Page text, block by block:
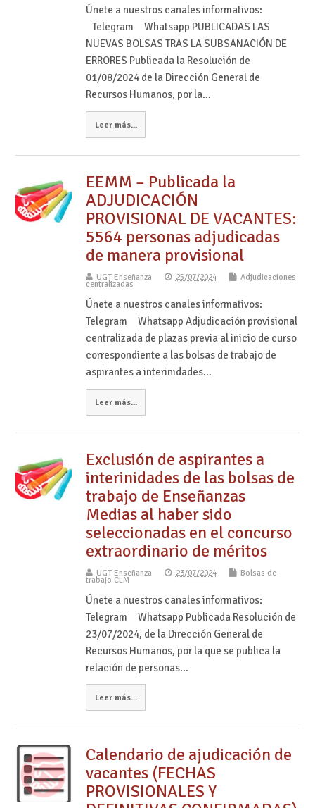
Únete a nuestros canales informativos:
Telegram Whatsapp PUBLICADAS LAS
NUEVAS BOLSAS TRAS LA SUBSANACIÓN DE
ERRORES Publicada la Resolución de
01/08/2024 de la Dirección General de
Recursos Humanos, por la…
Leer más...
EEMM – Publicada la
ADJUDICACIÓN
PROVISIONAL DE VACANTES:
5564 personas adjudicadas
de manera provisional
UGT Enseñanza 25/07/2024 Adjudicaciones
centralizadas
Únete a nuestros canales informativos:
Telegram Whatsapp Adjudicación provisional
centralizada de plazas previa al inicio de curso
correspondiente a las bolsas de trabajo de
aspirantes a interinidades…
Leer más...
Exclusión de aspirantes a
interinidades de las bolsas de
trabajo de Enseñanzas
Medias al haber sido
seleccionadas en el concurso
extraordinario de méritos
UGT Enseñanza 23/07/2024 Bolsas de
trabajo CLM
Únete a nuestros canales informativos:
Telegram Whatsapp Publicada Resolución de
23/07/2024, de la Dirección General de
Recursos Humanos, por la que se publica la
relación de personas…
Leer más...
Calendario de ajudicación de
vacantes (FECHAS
PROVISIONALES Y